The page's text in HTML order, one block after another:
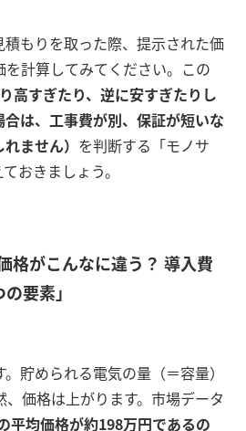
もりを取った際、提示された価
計算してみてください。この
高すぎたり、逆に安すぎたりし
は、工事費が別、保証が短いな
ません） を判断する「モノサ
おきましょう。
格がこんなに違う？ 導入費
要素」
貯められる電気の量（＝容量）
価格は上がります。市場データ
平均価格が約198万円であるの